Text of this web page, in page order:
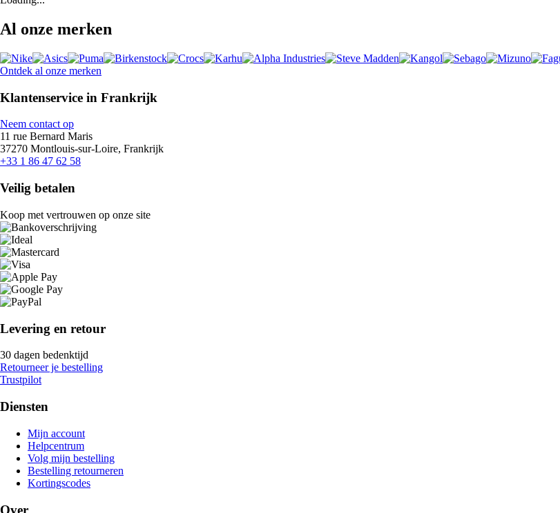
Al onze merken
Ontdek al onze merken
Klantenservice in Frankrijk
Neem contact op
11 rue Bernard Maris
37270 Montlouis-sur-Loire, Frankrijk
+33 1 86 47 62 58
Veilig betalen
Koop met vertrouwen op onze site
Levering en retour
30 dagen bedenktijd
Retourneer je bestelling
Trustpilot
Diensten
Mijn account
Helpcentrum
Volg mijn bestelling
Bestelling retourneren
Kortingscodes
Over